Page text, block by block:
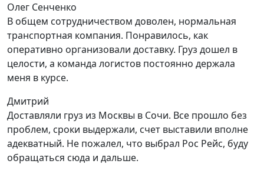
Олег Сенченко
В общем сотрудничеством доволен, нормальная
транспортная компания. Понравилось, как
оперативно организовали доставку. Груз дошел в
целости, а команда логистов постоянно держала
меня в курсе.
Дмитрий
Доставляли груз из Москвы в Сочи. Все прошло без
проблем, сроки выдержали, счет выставили вполне
адекватный. Не пожалел, что выбрал Рос Рейс, буду
обращаться сюда и дальше.